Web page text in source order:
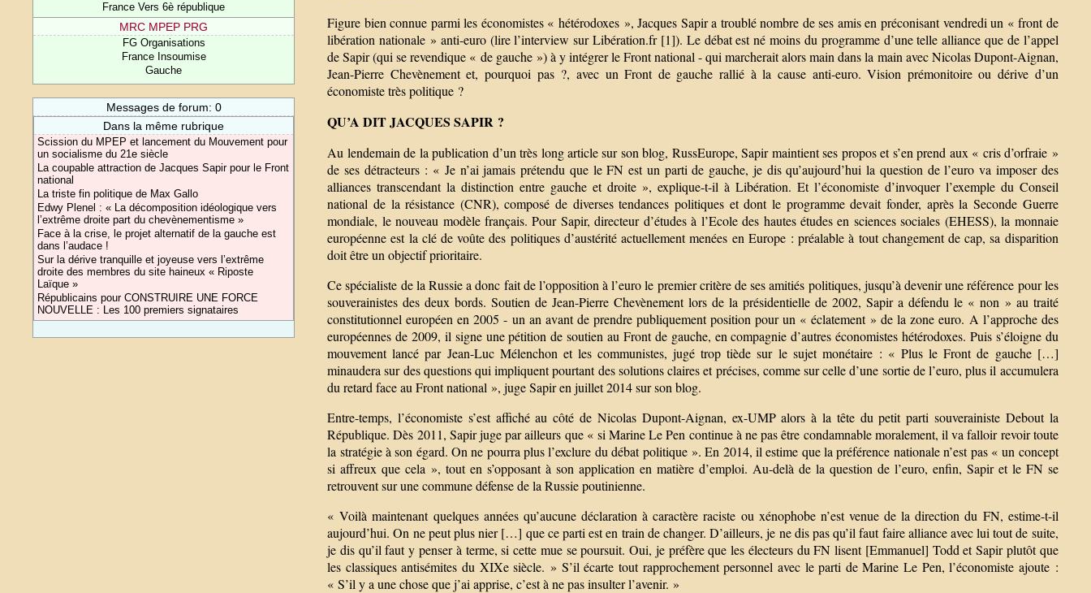
France Vers 6è république
MRC MPEP PRG
FG Organisations
France Insoumise
Gauche
Messages de forum: 0
Dans la même rubrique
Scission du MPEP et lancement du Mouvement pour
un socialisme du 21e siècle
La coupable attraction de Jacques Sapir pour le Front
national
La triste fin politique de Max Gallo
Edwy Plenel : « La décomposition idéologique vers
l’extrême droite part du chevènementisme »
Face à la crise, le projet alternatif de la gauche est
dans l’audace !
Sur la dérive tranquille et joyeuse vers l’extrême
droite des membres du site haineux « Riposte
Laïque »
Républicains pour CONSTRUIRE UNE FORCE
NOUVELLE : Les 100 premiers signataires
Figure bien connue parmi les économistes « hétérodoxes », Jacques Sapir a troublé nombre de ses amis en préconisant vendredi un « front de
libération nationale » anti-euro (lire l’interview sur Libération.fr [1]). Le débat est né moins du programme d’une telle alliance que de l’appel
de Sapir (qui se revendique « de gauche ») à y intégrer le Front national - qui marcherait alors main dans la main avec Nicolas Dupont-Aignan,
Jean-Pierre Chevènement et, pourquoi pas ?, avec un Front de gauche rallié à la cause anti-euro. Vision prémonitoire ou dérive d’un
économiste très politique ?
QU’A DIT JACQUES SAPIR ?
Au lendemain de la publication d’un très long article sur son blog, RussEurope, Sapir maintient ses propos et s’en prend aux « cris d’orfraie »
de ses détracteurs : « Je n’ai jamais prétendu que le FN est un parti de gauche, je dis qu’aujourd’hui la question de l’euro va imposer des
alliances transcendant la distinction entre gauche et droite », explique-t-il à Libération. Et l’économiste d’invoquer l’exemple du Conseil
national de la résistance (CNR), composé de diverses tendances politiques et dont le programme devait fonder, après la Seconde Guerre
mondiale, le nouveau modèle français. Pour Sapir, directeur d’études à l’Ecole des hautes études en sciences sociales (EHESS), la monnaie
européenne est la clé de voûte des politiques d’austérité actuellement menées en Europe : préalable à tout changement de cap, sa disparition
doit être un objectif prioritaire.
Ce spécialiste de la Russie a donc fait de l’opposition à l’euro le premier critère de ses amitiés politiques, jusqu’à devenir une référence pour les
souverainistes des deux bords. Soutien de Jean-Pierre Chevènement lors de la présidentielle de 2002, Sapir a défendu le « non » au traité
constitutionnel européen en 2005 - un an avant de prendre publiquement position pour un « éclatement » de la zone euro. A l’approche des
européennes de 2009, il signe une pétition de soutien au Front de gauche, en compagnie d’autres économistes hétérodoxes. Puis s’éloigne du
mouvement lancé par Jean-Luc Mélenchon et les communistes, jugé trop tiède sur le sujet monétaire : « Plus le Front de gauche […]
minaudera sur des questions qui impliquent pourtant des solutions claires et précises, comme sur celle d’une sortie de l’euro, plus il accumulera
du retard face au Front national », juge Sapir en juillet 2014 sur son blog.
Entre-temps, l’économiste s’est affiché au côté de Nicolas Dupont-Aignan, ex-UMP alors à la tête du petit parti souverainiste Debout la
République. Dès 2011, Sapir juge par ailleurs que « si Marine Le Pen continue à ne pas être condamnable moralement, il va falloir revoir toute
la stratégie à son égard. On ne pourra plus l’exclure du débat politique ». En 2014, il estime que la préférence nationale n’est pas « un concept
si affreux que cela », tout en s’opposant à son application en matière d’emploi. Au-delà de la question de l’euro, enfin, Sapir et le FN se
retrouvent sur une commune défense de la Russie poutinienne.
« Voilà maintenant quelques années qu’aucune déclaration à caractère raciste ou xénophobe n’est venue de la direction du FN, estime-t-il
aujourd’hui. On ne peut plus nier […] que ce parti est en train de changer. D’ailleurs, je ne dis pas qu’il faut faire alliance avec lui tout de suite,
je dis qu’il faut y penser à terme, si cette mue se poursuit. Oui, je préfère que les électeurs du FN lisent [Emmanuel] Todd et Sapir plutôt que
les classiques antisémites du XIXe siècle. » S’il écarte tout rapprochement personnel avec le parti de Marine Le Pen, l’économiste ajoute :
« S’il y a une chose que j’ai apprise, c’est à ne pas insulter l’avenir. »